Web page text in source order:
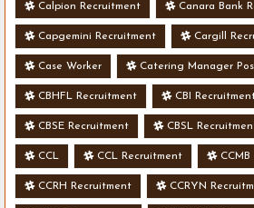
Calpion Recruitment Canara Bank
Capgemini Recruitment Cargill
Case Worker Catering Manager
CBHFL Recruitment CBI
CBSE Recruitment CBSL
CCL CCL Recruitment
CCRH Recruitment CCRYN